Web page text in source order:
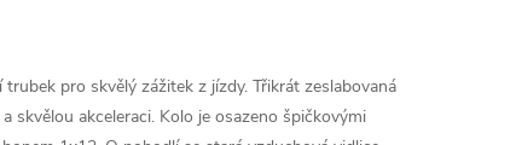
pro skvělý zážitek z jízdy. Třikrát zeslabovaná
skvělou akceleraci. Kolo je osazeno špičkovými